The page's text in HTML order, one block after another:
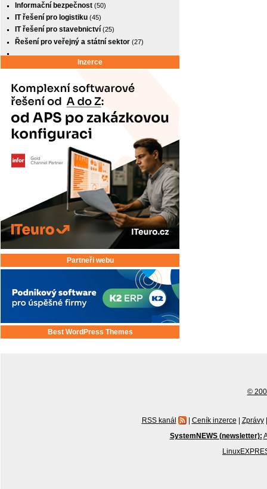
Informační bezpečnost (50)
IT řešení pro logistiku (45)
IT řešení pro stavebnictví (25)
Řešení pro veřejný a státní sektor (27)
Inzerce
Partneři webu
Best WordPress Themes
©
RSS kanál | Ceník inzerce | Zprávy |
SystemNEWS (newsletter):